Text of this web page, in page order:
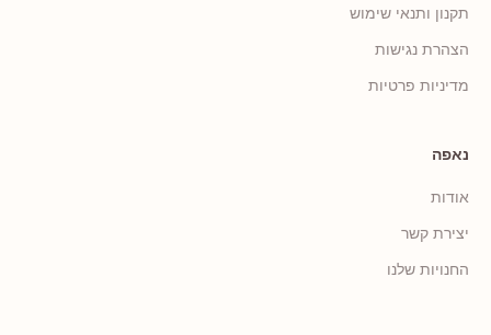
תקנון ותנאי שימוש
הצהרת נגישות
מדיניות פרטיות
נאפה
אודות
יצירת קשר
החנויות שלנו